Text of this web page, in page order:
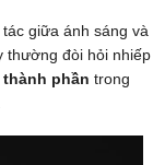
tác giữa ánh sáng và
thường đòi hỏi nhiếp
thành phần trong